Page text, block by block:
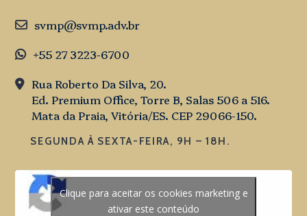
svmp@svmp.adv.br
+55 27 3223-6700
Rua Roberto Da Silva, 20.
Ed. Premium Office, Torre B, Salas 506 a 516.
Mata da Praia, Vitória/ES. CEP 29066-150.
SEGUNDA À SEXTA-FEIRA, 9H – 18H.
Clique para aceitar os cookies marketing e
ativar este conteúdo